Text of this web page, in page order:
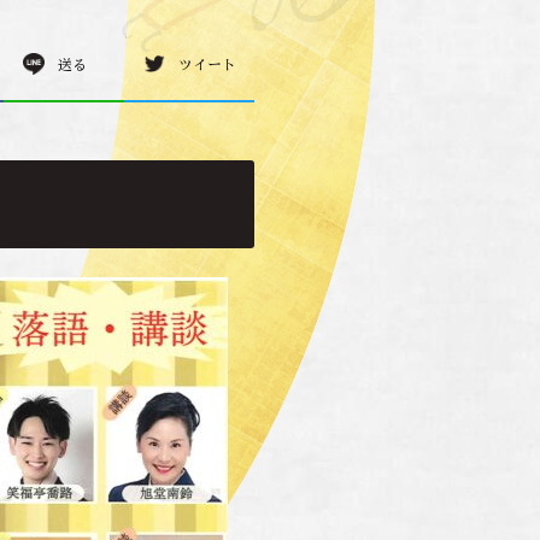
送る ツイート